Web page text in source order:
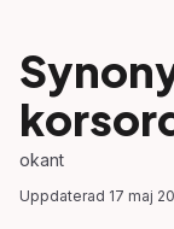
okant
Uppdaterad 17 maj